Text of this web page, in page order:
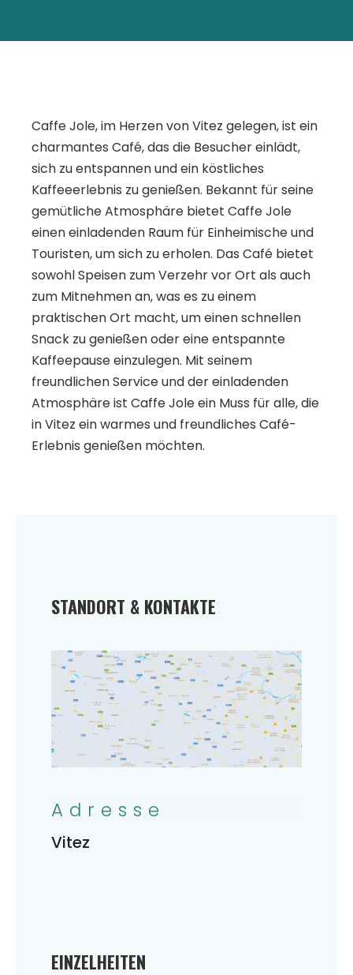
Caffe Jole, im Herzen von Vitez gelegen, ist ein
charmantes Café, das die Besucher einlädt,
sich zu entspannen und ein köstliches
Kaffeeerlebnis zu genießen. Bekannt für seine
gemütliche Atmosphäre bietet Caffe Jole
einen einladenden Raum für Einheimische und
Touristen, um sich zu erholen. Das Café bietet
sowohl Speisen zum Verzehr vor Ort als auch
zum Mitnehmen an, was es zu einem
praktischen Ort macht, um einen schnellen
Snack zu genießen oder eine entspannte
Kaffeepause einzulegen. Mit seinem
freundlichen Service und der einladenden
Atmosphäre ist Caffe Jole ein Muss für alle, die
in Vitez ein warmes und freundliches Café-
Erlebnis genießen möchten.
EINZELHEITEN
STANDORT & KONTAKTE
Adresse
Vitez